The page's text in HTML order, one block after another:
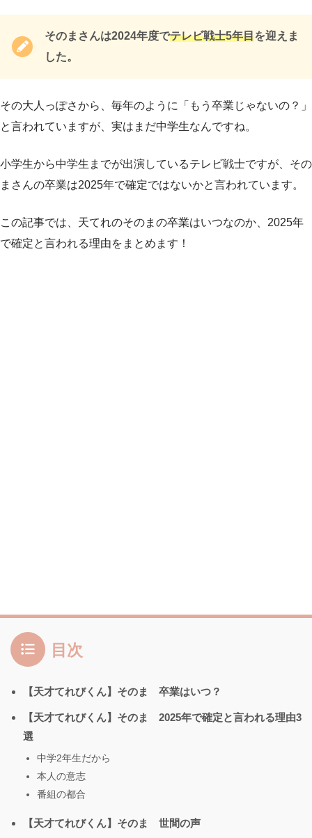
そのまさんは2024年度でテレビ戦士5年目を迎えま
した。
その大人っぽさから、毎年のように「もう卒業じゃないの？」
と言われていますが、実はまだ中学生なんですね。
小学生から中学生までが出演しているテレビ戦士ですが、その
まさんの卒業は2025年で確定ではないかと言われています。
この記事では、天てれのそのまの卒業はいつなのか、2025年
で確定と言われる理由をまとめます！
目次
【天才てれびくん】そのま 卒業はいつ？
【天才てれびくん】そのま 2025年で確定と言われる理由3
選
中学2年生だから
本人の意志
番組の都合
【天才てれびくん】そのま 世間の声